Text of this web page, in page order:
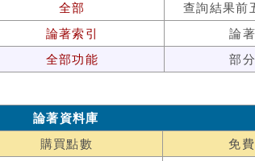
全部
查詢結果前
論著索引
論
全部功能 部
論著資料庫
購買點數 免